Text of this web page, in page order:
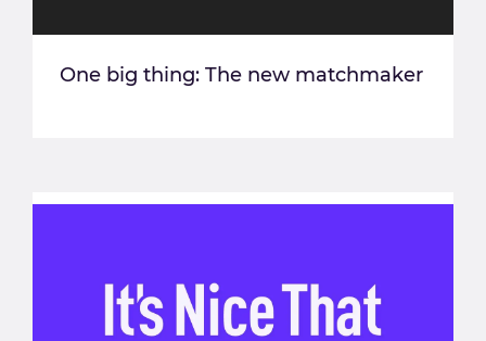
One big thing: The new matchmaker